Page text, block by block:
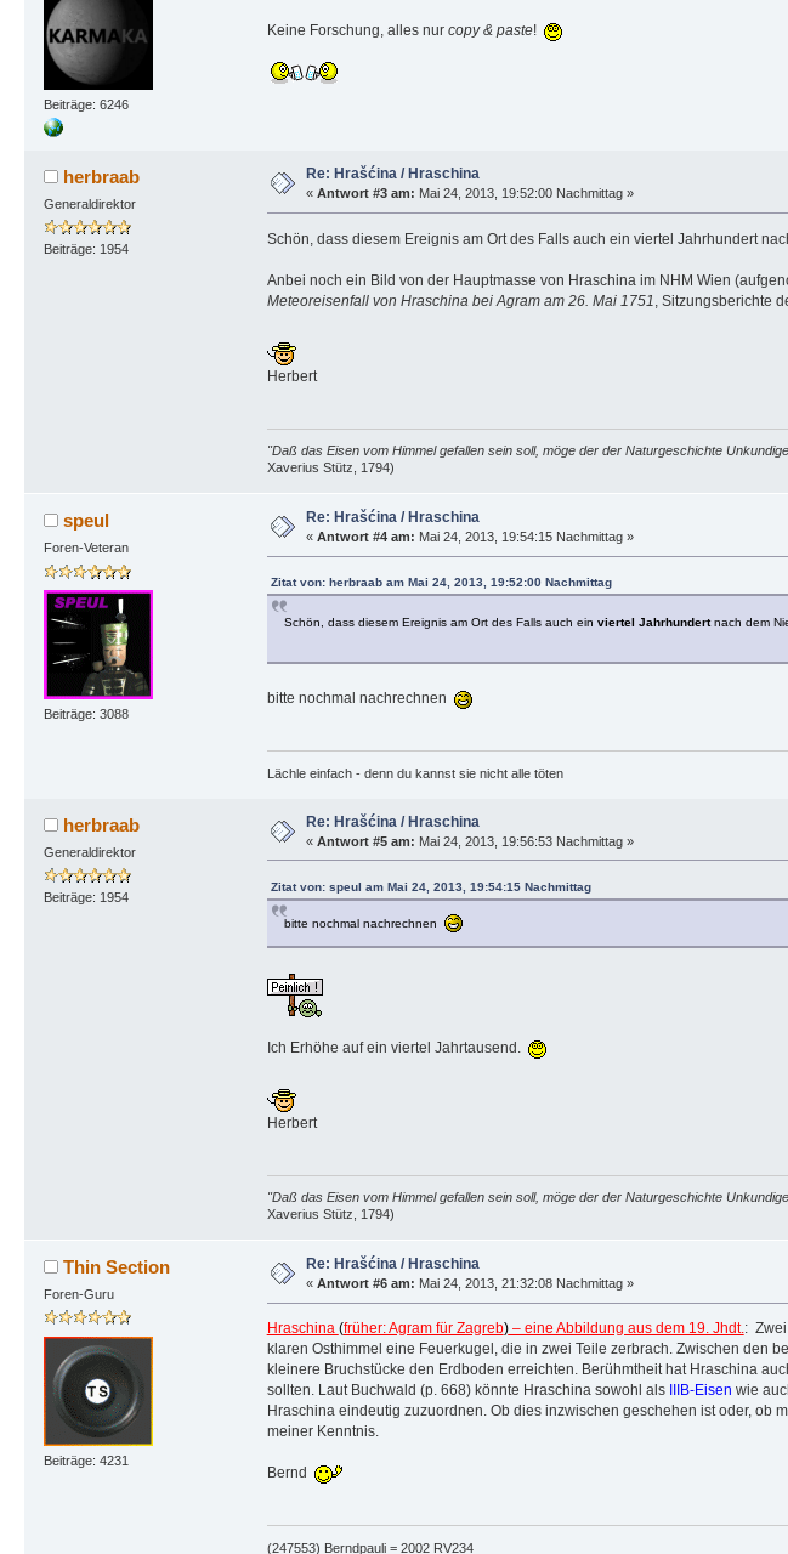
Beiträge: 6246
Keine Forschung, alles nur copy & paste!
herbraab
Generaldirektor
Beiträge: 1954
Re: Hrašćina / Hraschina
« Antwort #3 am: Mai 24, 2013, 19:52:00 Nachmittag »
Schön, dass diesem Ereignis am Ort des Falls auch ein viertel Jahrhundert
Anbei noch ein Bild von der Hauptmasse von Hraschina im NHM Wien
Meteoreisenfall von Hraschina bei Agram am 26. Mai 1751, Sitzungsberichte
Herbert
"Daß das Eisen vom Himmel gefallen sein soll, möge der der Naturgeschichte
Xaverius Stütz, 1794)
speul
Foren-Veteran
Beiträge: 3088
Re: Hrašćina / Hraschina
« Antwort #4 am: Mai 24, 2013, 19:54:15 Nachmittag »
Zitat von: herbraab am Mai 24, 2013, 19:52:00 Nachmittag
Schön, dass diesem Ereignis am Ort des Falls auch ein viertel Jahrhundertnach dem
bitte nochmal nachrechnen
Lächle einfach - denn du kannst sie nicht alle töten
herbraab
Generaldirektor
Beiträge: 1954
Re: Hrašćina / Hraschina
« Antwort #5 am: Mai 24, 2013, 19:56:53 Nachmittag »
Zitat von: speul am Mai 24, 2013, 19:54:15 Nachmittag
bitte nochmal nachrechnen
Ich Erhöhe auf ein viertel Jahrtausend.
Herbert
"Daß das Eisen vom Himmel gefallen sein soll, möge der der Naturgeschichte
Xaverius Stütz, 1794)
Thin Section
Foren-Guru
Beiträge: 4231
Re: Hrašćina / Hraschina
« Antwort #6 am: Mai 24, 2013, 21:32:08 Nachmittag »
Hraschina (früher: Agram für Zagreb)– eine Abbildung aus dem 19. Jhdt.: Zwei
klaren Osthimmel eine Feuerkugel, die in zwei Teile zerbrach. Zwischen den
kleinere Bruchstücke den Erdboden erreichten. Berühmtheit hat Hraschina
sollten. Laut Buchwald (p. 668) könnte Hraschina sowohl als
IIIB-Eisen wie
Hraschina eindeutig zuzuordnen. Ob dies inzwischen geschehen ist oder, ob
meiner Kenntnis.
Bernd
(247553) Berndpauli = 2002 RV234